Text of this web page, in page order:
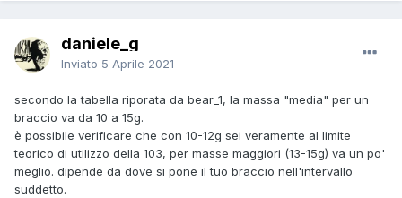
daniele_g
Inviato 5 Aprile 2021
secondo la tabella riporata da bear_1, la massa "media" per un
braccio va da 10 a 15g.
è possibile verificare che con 10-12g sei veramente al limite
teorico di utilizzo della 103, per masse maggiori (13-15g) va un po'
meglio. dipende da dove si pone il tuo braccio nell'intervallo
suddetto.